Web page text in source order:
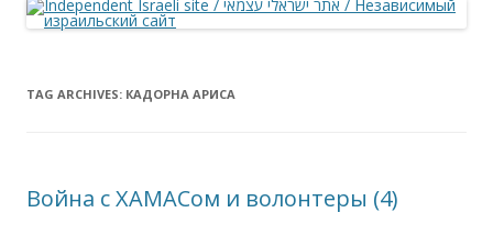
TAG ARCHIVES: КАДОРНА АРИСА
Война с ХАМАСом и волонтеры (4)